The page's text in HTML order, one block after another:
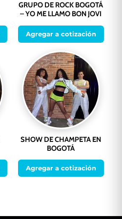
GRUPO DE ROCK BOGOTÁ
– YO ME LLAMO BON JOVI
Agregar a cotización
SHOW DE CHAMPETA EN
BOGOTÁ
Agregar a cotización